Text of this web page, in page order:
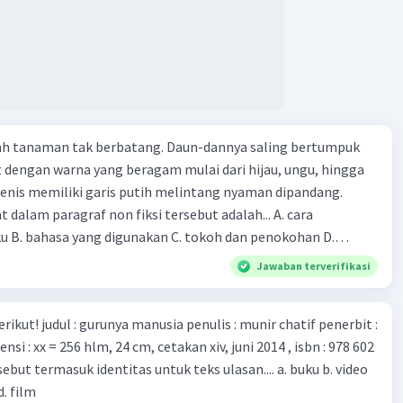
perlu segera mempelajari virus corona yang menjadi
kesehatan dunia karena persebarannya sangat cepat. C.
diri dan menjaga kesehatan dalam menghadapi
yang mulai menyebar di Indonesia, D. Virus corona
bagi kesehatan manusia.
tanaman tak berbatang. Daun-dannya saling bertumpuk
warna yang beragam mulai dari hijau, ungu, hingga
memiliki garis putih melintang nyaman dipandang.
paragraf non fiksi tersebut adalah... A. cara
B. bahasa yang digunakan C. tokoh dan penokohan D.
Jawaban terverifikasi
chatif penerbit :
film